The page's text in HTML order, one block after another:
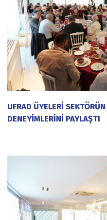
UFRAD ÜYELERİ
DENEYİMLERİNİ PAYLAŞTI